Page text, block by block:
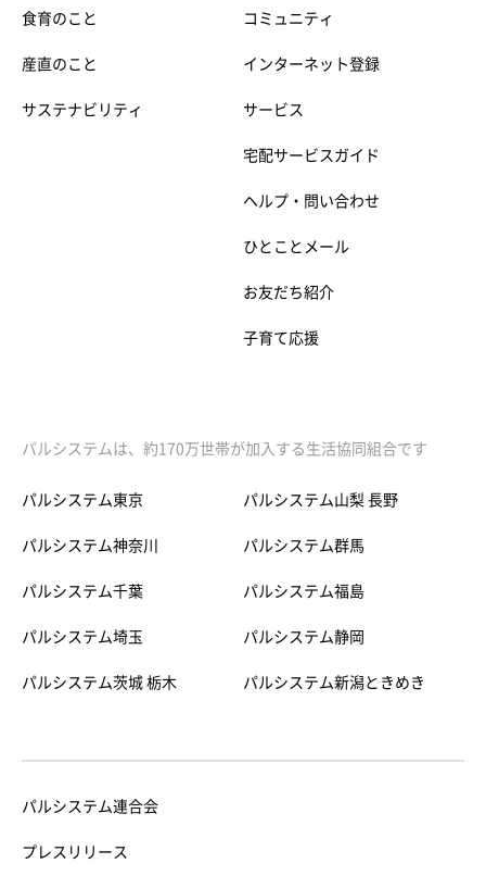
食育のこと
産直のこと
サステナビリティ
コミュニティ
インターネット登録
サービス
宅配サービスガイド
ヘルプ・問い合わせ
ひとことメール
お友だち紹介
子育て応援
パルシステムは、約170万世帯が加入する生活協同組合です
パルシステム東京
パルシステム神奈川
パルシステム千葉
パルシステム埼玉
パルシステム茨城 栃木
パルシステム山梨 長野
パルシステム群馬
パルシステム福島
パルシステム静岡
パルシステム新潟ときめき
パルシステム連合会
プレスリリース